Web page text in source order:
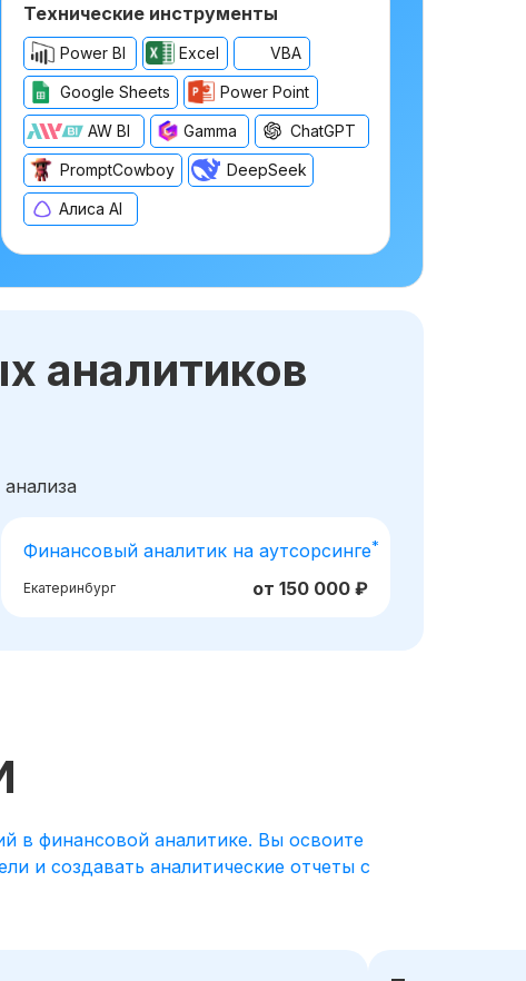
Технические инструменты
Power BI
Power Point
Google Sheets
Excel
AW BI
VBA
ChatGPT
Gamma
DeepSeek
PromptCowboy
Алиса AI
аналитиков
Финансовый аналитик на аутсорсинге*
от 150 000 ₽
Екатеринбург
в финансовой аналитике. Вы освоите
и создавать аналитические отчеты с